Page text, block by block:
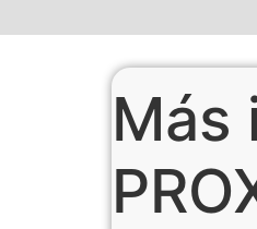
Más